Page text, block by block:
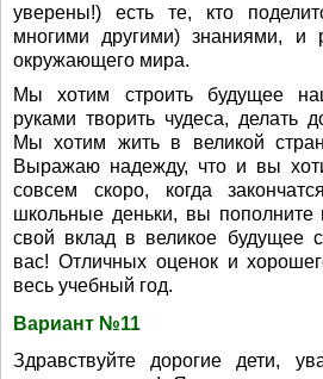
уверены!) есть те, кто
многими другими) знаниями, и
окружающего мира.
Мы хотим строить будущее
руками творить чудеса, делать
Мы хотим жить в великой
Выражаю надежду, что и вы
совсем скоро, когда
школьные деньки, вы
свой вклад в великое будущее
вас! Отличных оценок и
весь учебный год.
Вариант №11
Здравствуйте дорогие дети,